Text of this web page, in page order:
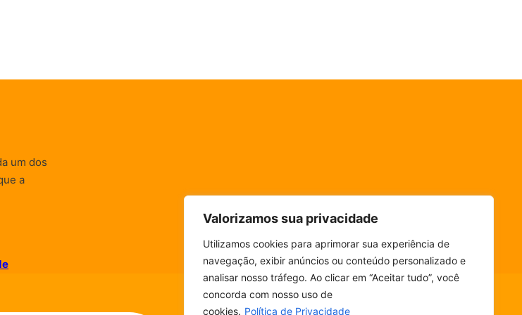
Valorizamos sua privacidade
Utilizamos cookies para aprimorar sua experiência de
navegação, exibir anúncios ou conteúdo personalizado e
analisar nosso tráfego. Ao clicar em “Aceitar tudo”, você
concorda com nosso uso de
cookies. Política de Privacidade
um dos
a